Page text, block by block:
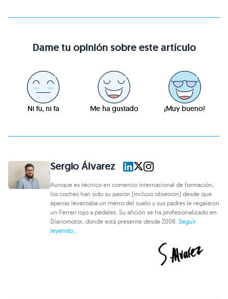
Dame tu opinión sobre este artículo
Ni fu, ni fa Me ha gustado ¡Muy bueno!
Sergio Álvarez
Aunque es técnico en comercio internacional de formación,
los coches han sido su pasión (incluso obsesión) desde que
apenas levantaba un metro del suelo y sus padres le regalaron
un Ferrari rojo a pedales. Su afición se ha profesionalizado en
Diariomotor, donde está presente desde 2008.Seguir
leyendo...